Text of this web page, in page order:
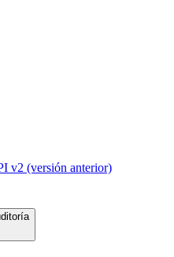
v2 (versión anterior)